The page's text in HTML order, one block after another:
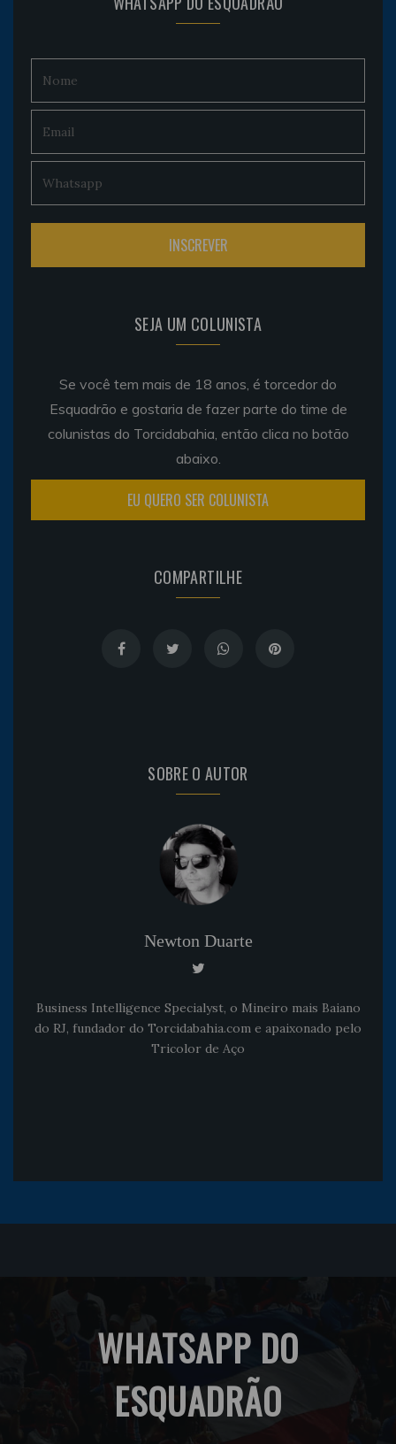
SEJA UM COLUNISTA
Se você tem mais de 18 anos, é torcedor do
Esquadrão e gostaria de fazer parte do time de
colunistas do Torcidabahia, então clica no botão
abaixo.
EU QUERO SER COLUNISTA
COMPARTILHE
SOBRE O AUTOR
Newton Duarte
Business Intelligence Specialyst, o Mineiro mais Baiano
do RJ, fundador do Torcidabahia.com e apaixonado pelo
Tricolor de Aço
WHATSAPP DO
ESQUADRÃO